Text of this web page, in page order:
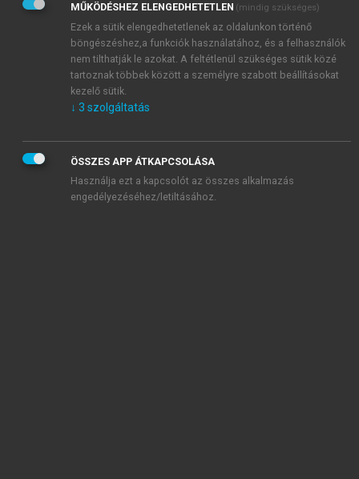
Adatkezelési tájékoztatóbanfoglaltakat tudomásul
veszem és elfogadom.
Általános vásárlási feltételeket, valamint a szotar.netés a
mersz.huoldalak licencszerződéseiben foglaltakat
tudomásul veszem és elfogadom.
KIPRÓBÁLOM
MŰKÖDÉSHEZ ELENGEDHETETLEN (mindig szükséges)
Ezek a sütik elengedhetetlenek az oldalunkon történő
böngészéshez,a funkciók használatához, és a felhasználók
nem tilthatják le azokat. A feltétlenül szükséges sütik közé
tartoznak többek között a személyre szabott beállításokat
kezelő sütik.
↓ 3 szolgáltatás
ÖSSZES APP ÁTKAPCSOLÁSA
Használja ezt a kapcsolót az összes alkalmazás
engedélyezéséhez/letiltásához.